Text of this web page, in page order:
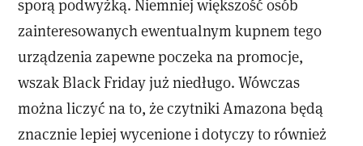
sporą podwyżką. Niemniej większość osób
zainteresowanych ewentualnym kupnem tego
urządzenia zapewne poczeka na promocje,
wszak Black Friday już niedługo. Wówczas
można liczyć na to, że czytniki Amazona będą
znacznie lepiej wycenione i dotyczy to również